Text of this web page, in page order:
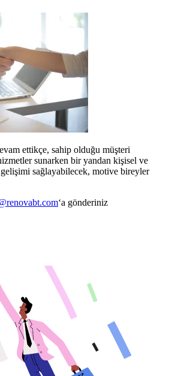
ettikçe, sahip olduğu müşteri
sunarken bir yandan kişisel ve
sağlayabilecek, motive bireyler
‘a gönderiniz